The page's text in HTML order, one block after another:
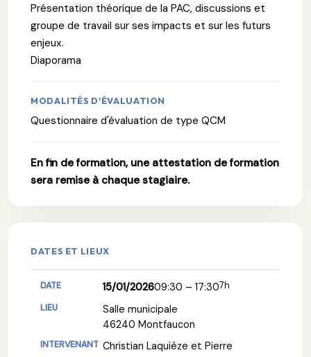
Présentation théorique de la PAC, discussions et
groupe de travail sur ses impacts et sur les futurs
enjeux.
Diaporama
MODALITÉS D'ÉVALUATION
Questionnaire d'évaluation de type QCM
En fin de formation, une attestation de formation
sera remise à chaque stagiaire.
DATES ET LIEUX
15/01/202609:30 – 17:307h
Salle municipale
46240 Montfaucon
Christian Laquièze et Pierre